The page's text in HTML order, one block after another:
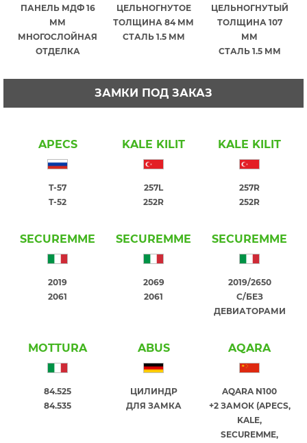
ПАНЕЛЬ МДФ 16
ММ
МНОГОСЛОЙНАЯ
ОТДЕЛКА
ЦЕЛЬНОГНУТОЕ
ТОЛЩИНА 84 ММ
СТАЛЬ 1.5 ММ
ЦЕЛЬНОГНУТЫЙ
ТОЛЩИНА 107
ММ
СТАЛЬ 1.5 ММ
ЗАМКИ ПОД ЗАКАЗ
APECS
T-57
T-52
KALE KILIT
257L
252R
KALE KILIT
257R
252R
SECUREMME
2019
2061
SECUREMME
2069
2061
SECUREMME
2019/2650
С/БЕЗ
ДЕВИАТОРАМИ
MOTTURA
84.525
84.535
ABUS
ЦИЛИНДР
ДЛЯ ЗАМКА
AQARA
AQARA N100
+2 ЗАМОК (APECS,
KALE,
SECUREMME,